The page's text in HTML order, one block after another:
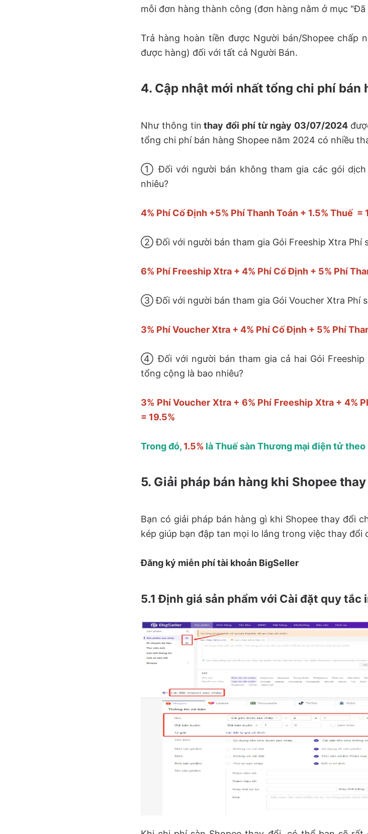
mỗi đơn hàng thành công (đơn hàng nằm ở mục
Trả hàng hoàn tiền được Người bán/Shopee chấp
được hàng) đối với tất cả Người Bán.
4. Cập nhật mới nhất tổng chi phí bán
Như thông tin thay đổi phí từ ngày 03/07/2024
tổng chi phí bán hàng Shopee năm 2024 có nhiều
① Đối với người bán không tham gia các gói dịch
nhiêu?
4% Phí Cố Định +5% Phí Thanh Toán + 1.5% Thuế =
② Đối với người bán tham gia Gói Freeship Xtra Phí
6% Phí Freeship Xtra + 4% Phí Cố Định + 5% Phí
③ Đối với người bán tham gia Gói Voucher Xtra Phí
3% Phí Voucher Xtra + 4% Phí Cố Định + 5% Phí
④ Đối với người bán tham gia cả hai Gói Freeship
tổng cộng là bao nhiêu?
3% Phí Voucher Xtra + 6% Phí Freeship Xtra + 4%
= 19.5%
Trong đó, 1.5% là Thuế sàn Thương mại điện tử theo
5. Giải pháp bán hàng khi Shopee
Bạn có giải pháp bán hàng gì khi Shopee thay đổi
kép giúp bạn đập tan mọi lo lắng trong việc thay đổi
Đăng ký miễn phí tài khoản BigSeller
5.1 Định giá sản phẩm với Cài đặt quy tắc